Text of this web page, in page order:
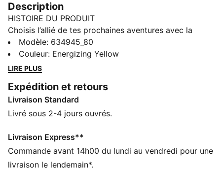
Description
HISTOIRE DU PRODUIT
Choisis l’allié de tes prochaines aventures avec la
nouvelle collection PUMA x POKÉMON. Ce nouveau
drop insuffle toute la puissance des Pokémon à ton
outfit avec des motifs Pokémon à afficher fièrement
et son style mystérieux ou Pikachu pour son côté
électrique ? Ce hoodie à motif apportera une touche
fun à tes tenues de tous les jours.
Confectionné avec un minimum de 20 % de coton
recyclé
DÉTAILS
Modèle: 634945_80
Couleur: Energizing Yellow
LIRE PLUS
Expédition et retours
Livraison Standard
Livré sous 2-4 jours ouvrés.
Livraison Express**
Commande avant 14h00 du lundi au vendredi pour une
livraison le lendemain*.